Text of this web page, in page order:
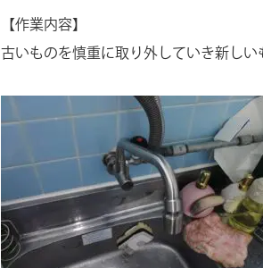
【作業内容】
古いものを慎重に取り外していき新しい